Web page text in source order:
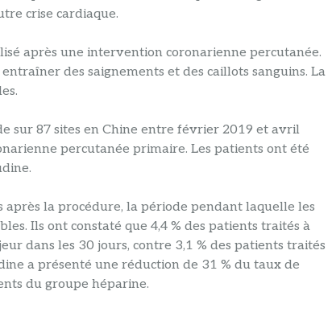
crise cardiaque.
après une intervention coronarienne percutanée.
des saignements et des caillots sanguins. La
sur 87 sites en Chine entre février 2019 et avril
percutanée primaire. Les patients ont été
la procédure, la période pendant laquelle les
Ils ont constaté que 4,4 % des patients traités à
dans les 30 jours, contre 3,1 % des patients traités
a présenté une réduction de 31 % du taux de
du groupe héparine.